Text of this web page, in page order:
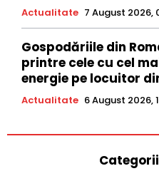
Actualitate 7 August 2026,
Gospodăriile din
printre cele cu cel
energie pe locuitor
Actualitate 6 August 2026,